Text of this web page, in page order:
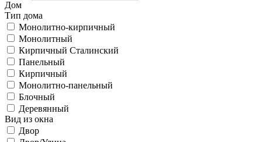
Дом
Тип дома
Монолитно-кирпичный
Монолитный
Кирпичный Сталинский
Панельный
Кирпичный
Монолитно-панельный
Блочный
Деревянный
Вид из окна
Двор